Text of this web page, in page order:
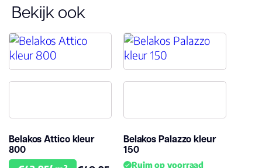
Bekijk ook
Belakos Attico kleur
800
Belakos Palazzo kleur
150
Ruim op voorraad